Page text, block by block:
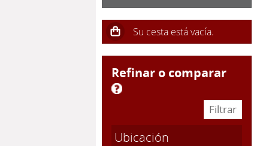
refinar o comparar
Ubicación